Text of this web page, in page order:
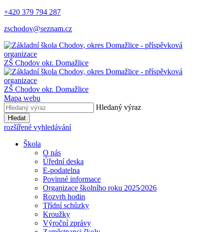
+420 379 794 287
zschodov@seznam.cz
ZŠ Chodov okr. Domažlice
ZŠ Chodov okr. Domažlice
Mapa webu
Hledaný výraz
Hledat
rozšířené vyhledávání
Škola
O nás
Úřední deska
E-podatelna
Povinné informace
Organizace školního roku 2025⁄2026
Rozvrh hodin
Třídní schůzky
Kroužky
Výroční zprávy